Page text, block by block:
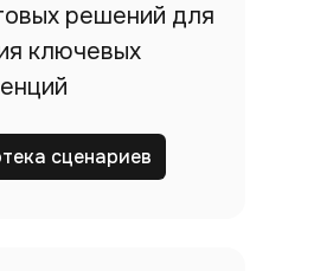
решений для
ключевых
сценариев